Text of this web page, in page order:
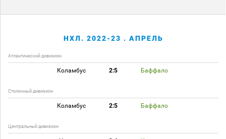
НХЛ. 2022-23 . АПРЕЛЬ
Атлантический дивизион
Коламбус 2:5 Баффало
Столичный дивизион
Коламбус 2:5 Баффало
Центральный дивизион